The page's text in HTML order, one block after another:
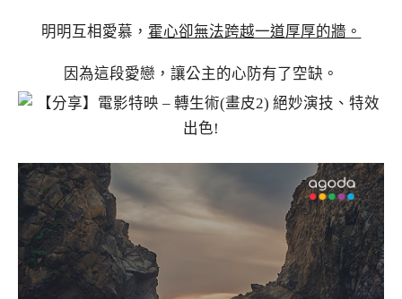
明明互相愛慕， 霍心卻無法跨越一道厚厚的牆。
因為這段愛戀，讓公主的心防有了空缺。